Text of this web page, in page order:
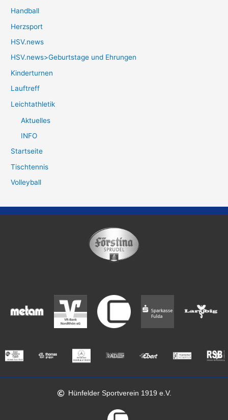
Handball
Herzsport
HSV.news
HSV.news>Geburtstage und Ehrungen
Kinderturnen
Lauftreff
Leichtathletik
Aktuelles
INFO
Startseite
Tischtennis
Volleyball
Hünfelder Sportverein 1919 e.V.